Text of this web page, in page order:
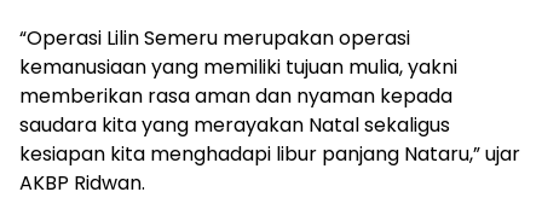
“Operasi Lilin Semeru merupakan operasi
kemanusiaan yang memiliki tujuan mulia, yakni
memberikan rasa aman dan nyaman kepada
saudara kita yang merayakan Natal sekaligus
kesiapan kita menghadapi libur panjang Nataru,” ujar
AKBP Ridwan.